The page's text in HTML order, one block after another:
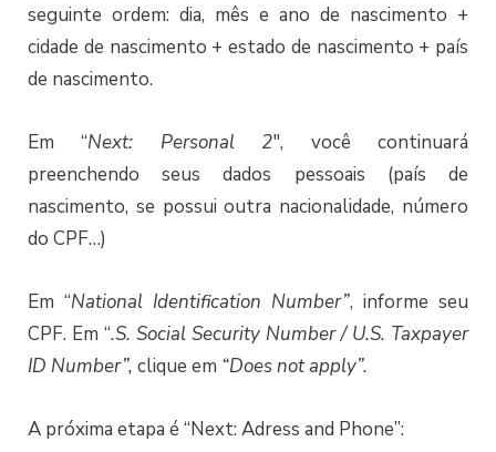
seguinte ordem: dia, mês e ano de nascimento +
cidade de nascimento + estado de nascimento + país
de nascimento.
Em “Next: Personal 2″, você continuará
preenchendo seus dados pessoais (país de
nascimento, se possui outra nacionalidade, número
do CPF…)
Em “National Identification Number”, informe seu
CPF. Em “.S. Social Security Number/ U.S. Taxpayer
ID Number”, clique em “Does not apply”.
A próxima etapa é “Next: Adress and Phone”: